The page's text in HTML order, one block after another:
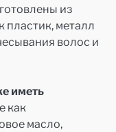
из
пластик, металл
волос и
иметь
как
масло,